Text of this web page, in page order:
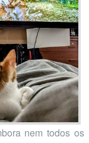
nem todos os